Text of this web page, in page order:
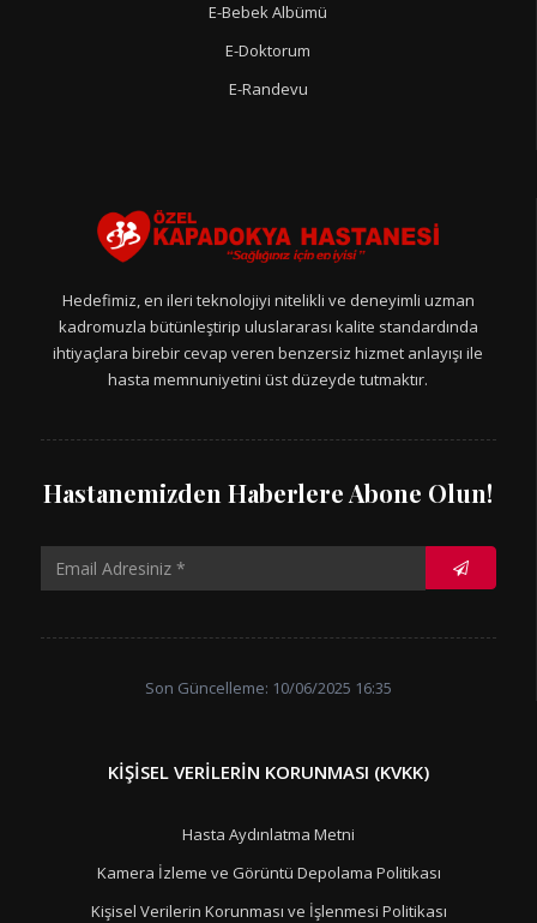
E-Bebek Albümü
E-Doktorum
E-Randevu
Hedefimiz, en ileri teknolojiyi nitelikli ve deneyimli uzman
kadromuzla bütünleştirip uluslararası kalite standardında
ihtiyaçlara birebir cevap veren benzersiz hizmet anlayışı ile
hasta memnuniyetini üst düzeyde tutmaktır.
Hastanemizden Haberlere Abone Olun!
Son Güncelleme: 10/06/2025 16:35
KIŞISEL VERILERIN KORUNMASI (KVKK)
Hasta Aydınlatma Metni
Kamera İzleme ve Görüntü Depolama Politikası
Kişisel Verilerin Korunması ve İşlenmesi Politikası